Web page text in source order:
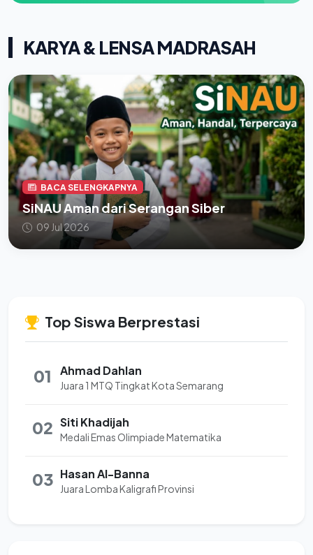
KARYA & LENSA MADRASAH
BACA SELENGKAPNYA
SiNAU Aman dari Serangan Siber
09 Jul 2026
Top Siswa Berprestasi
01 Ahmad Dahlan
Juara 1 MTQ Tingkat Kota Semarang
02 Siti Khadijah
Medali Emas Olimpiade Matematika
03 Hasan Al-Banna
Juara Lomba Kaligrafi Provinsi